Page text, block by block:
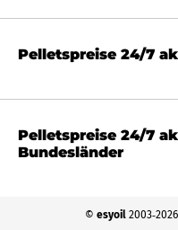
Pelletspreise 24/7
Pelletspreise 24/7
Bundesländer
© esyoil